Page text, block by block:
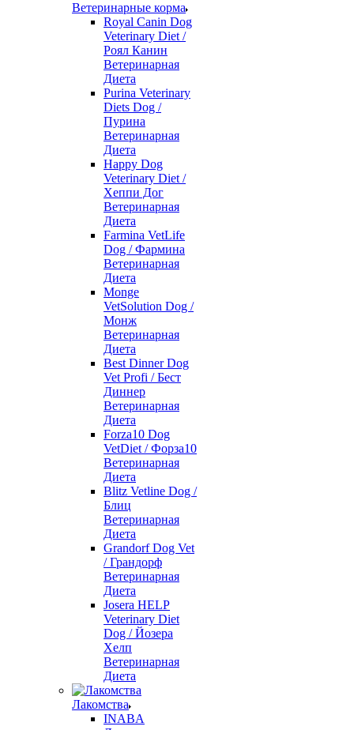
Ветеринарные корма
Royal Canin Dog
Veterinary Diet /
Роял Канин
Ветеринарная
Диета
Purina Veterinary
Diets Dog /
Пурина
Ветеринарная
Диета
Happy Dog
Veterinary Diet /
Хеппи Дог
Ветеринарная
Диета
Farmina VetLife
Dog / Фармина
Ветеринарная
Диета
Monge
VetSolution Dog /
Монж
Ветеринарная
Диета
Best Dinner Dog
Vet Profi / Бест
Диннер
Ветеринарная
Диета
Forza10 Dog
VetDiet / Форза10
Ветеринарная
Диета
Blitz Vetline Dog /
Блиц
Ветеринарная
Диета
Grandorf Dog Vet
/ Грандорф
Ветеринарная
Диета
Josera HELP
Veterinary Diet
Dog / Йозера
Хелп
Ветеринарная
Диета
Лакомства
INABA